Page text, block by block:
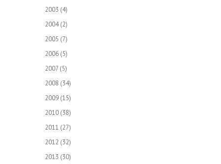
2003 (4)
2004(2)
2005 (7)
2006 (5)
2007 (5)
2008 (34)
2009 (15)
2010 (38)
2011 (27)
2012 (32)
2013 (30)